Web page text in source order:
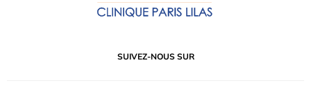
SUIVEZ-NOUS SUR